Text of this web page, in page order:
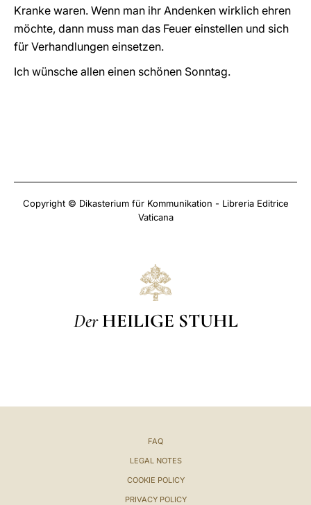
Kranke waren. Wenn man ihr Andenken wirklich ehren
möchte, dann muss man das Feuer einstellen und sich
für Verhandlungen einsetzen.
Ich wünsche allen einen schönen Sonntag.
Copyright © Dikasterium für Kommunikation - Libreria Editrice
Vaticana
Der HEILIGE STUHL
FAQ
LEGAL NOTES
COOKIE POLICY
PRIVACY POLICY